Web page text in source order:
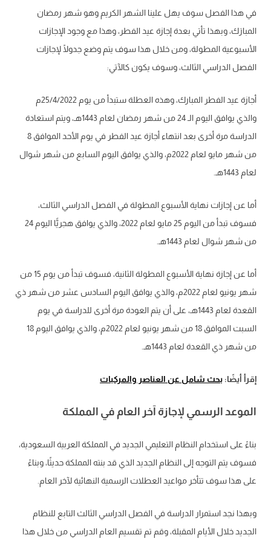
في هذا الفصل سوف يهل علينا الشهر الكريم وهو شهر رمضان
المبارَك، وبهذا تأتي بعدة إجازة عيد الفطر، وهذا مع وجود الإجازات
الأسبوعية المطولة، ومن خلال هذا سوف يتم وضع جدولًا لإجازات
الفصل الدراسي الثالث، وسوف يكون كالآتي:
أجازة عيد الفطر المبارك، وهذه العطلة ستبدأ من يوم 25/4/2022م
والذي يوافق اليوم الـ 24 من شهر رمضان لعام 1443هـ، ويتم استعادة
الدراسة مرة أخرى بعد انتهاء أجازة عيد الفطر في يوم الأحد الموافق 8
من شهر مايو لعام 2022م، والذي يوافق اليوم السابع من شهر شوال
لعام 1443هـ.
أما عن إجازات نهاية الأسبوع المطولة في الفصل الدراسي الثالث،
فسوف تبدأ من اليوم 25 مايو لعام 2022، والذي يوافق هجريًّا اليوم 24
من شهر شوال لعام 1443هـ.
أما عن إجازة نهاية الأسبوع المطولة الثانية، فسوف تبدأ من يوم 15 من
شهر يونيو لعام 2022م، والذي يوافق اليوم السادس عشر من شهر ذي
القعدة لعام 1443هـ، على أن يتم العودة مرة أخرى للدراسة في يوم
السبت الموافق 18 من شهر يونيو لعام 2022م، والذي يوافق اليوم 18
من شهر ذي القعدة لعام 1443هـ.
إقرأ أيضًا: بحث شامل عن العناصر والمركبات
الموعد الرسمي لإجازة آخر العام في المملكة
بناءً على استخدام النظام التعليمي الجديد في المملكة العربية السعودية،
فسوف يتم التوجه إلى النظام الجديد الذي قد بنته المملكة حديثًا، وبناءً
على هذا سوف تتأخر مواعيد العطلات الرسمية النهائية لآخر العام.
وبهذا نجد استمرار الدراسة في الفصل الدراسي الثالث التابع للنظام
الجديد خلال الأيام المقبلة، وقم تم تقسيم العام الدراسي من خلال هذا